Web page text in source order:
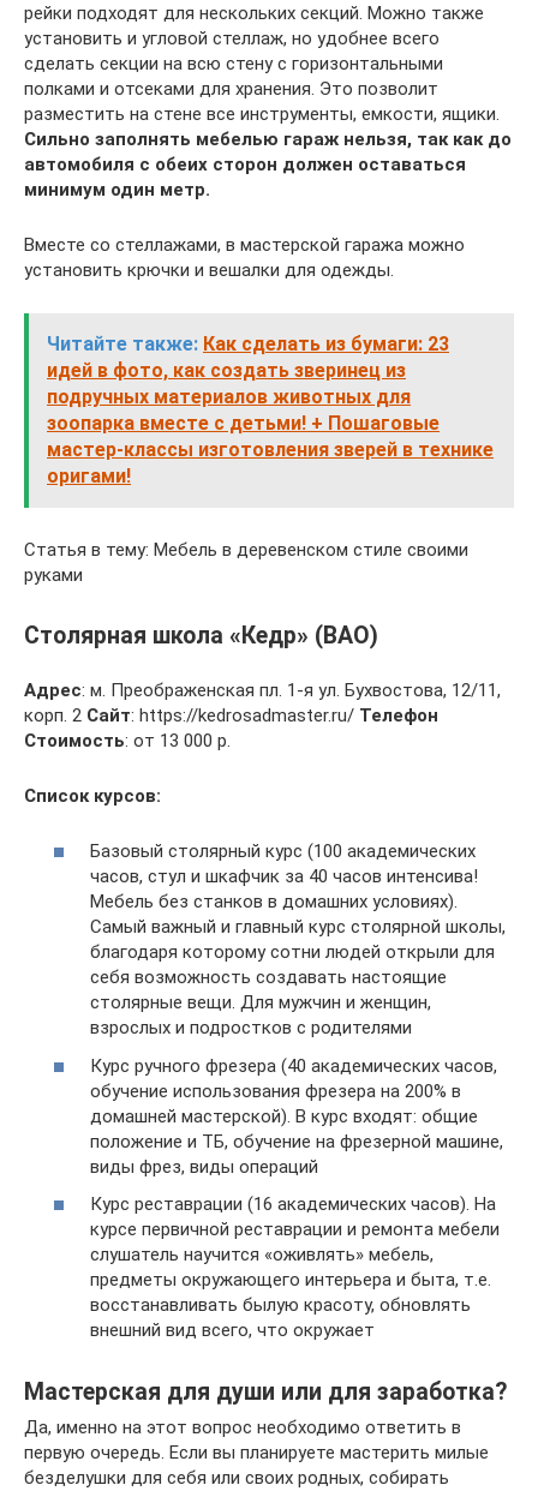
рейки подходят для нескольких секций. Можно также
установить и угловой стеллаж, но удобнее всего
сделать секции на всю стену с горизонтальными
полками и отсеками для хранения. Это позволит
разместить на стене все инструменты, емкости, ящики.
Сильно заполнять мебелью гараж нельзя, так как до
автомобиля с обеих сторон должен оставаться
минимум один метр.
Вместе со стеллажами, в мастерской гаража можно
установить крючки и вешалки для одежды.
Читайте также: Как сделать из бумаги: 23
идей в фото, как создать зверинец из
подручных материалов животных для
зоопарка вместе с детьми! + Пошаговые
мастер-классы изготовления зверей в технике
оригами!
Статья в тему: Мебель в деревенском стиле своими
руками
Столярная школа «Кедр» (ВАО)
Адрес: м. Преображенская пл. 1-я ул. Бухвостова, 12/11,
корп. 2 Сайт: https://kedrosadmaster.ru/ Телефон
Стоимость: от 13 000 р.
Список курсов:
Базовый столярный курс (100 академических
часов, стул и шкафчик за 40 часов интенсива!
Мебель без станков в домашних условиях).
Самый важный и главный курс столярной школы,
благодаря которому сотни людей открыли для
себя возможность создавать настоящие
столярные вещи. Для мужчин и женщин,
взрослых и подростков с родителями
Курс ручного фрезера (40 академических часов,
обучение использования фрезера на 200% в
домашней мастерской). В курс входят: общие
положение и ТБ, обучение на фрезерной машине,
виды фрез, виды операций
Курс реставрации (16 академических часов). На
курсе первичной реставрации и ремонта мебели
слушатель научится «оживлять» мебель,
предметы окружающего интерьера и быта, т.е.
восстанавливать былую красоту, обновлять
внешний вид всего, что окружает
Мастерская для души или для заработка?
Да, именно на этот вопрос необходимо ответить в
первую очередь. Если вы планируете мастерить милые
безделушки для себя или своих родных, собирать